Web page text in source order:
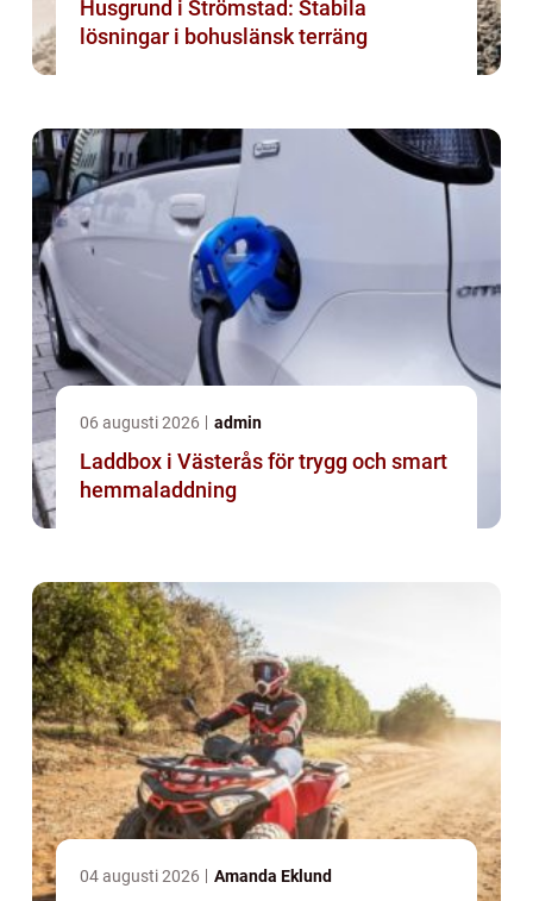
Husgrund i Strömstad: Stabila
lösningar i bohuslänsk terräng
06 augusti 2026 admin
Laddbox i Västerås för trygg och smart
hemmaladdning
04 augusti 2026 Amanda Eklund